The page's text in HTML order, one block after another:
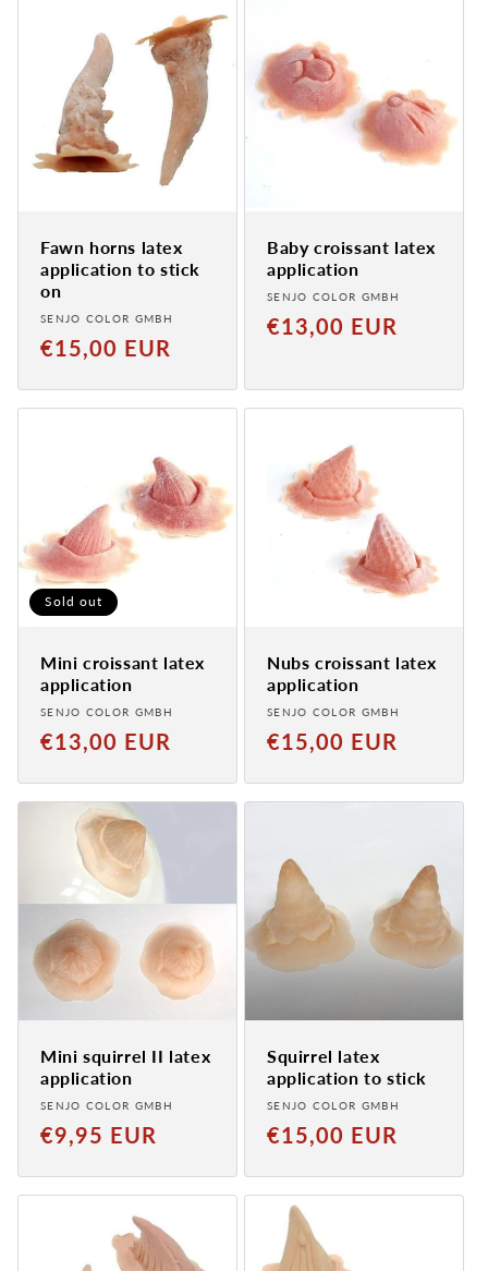
Fawn horns latex
application to stick
on
Provider:
SENJO COLOR GMBH
Normal
€15,00 EUR
Baby croissant latex
application
Provider:
SENJO COLOR GMBH
Normal
€13,00 EUR
Sold out
Mini croissant latex
application
Provider:
SENJO COLOR GMBH
Normal
€13,00 EUR
Nubs croissant latex
application
Provider:
SENJO COLOR GMBH
Normal
€15,00 EUR
Mini squirrel II latex
application
Provider:
SENJO COLOR GMBH
Normal
€9,95 EUR
Squirrel latex
application to stick
Provider:
SENJO COLOR GMBH
Normal
€15,00 EUR